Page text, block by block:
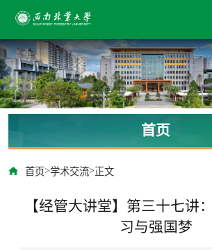
首页
首页>学术交流>正文
【经管大讲堂】第三十七讲
习与强国梦